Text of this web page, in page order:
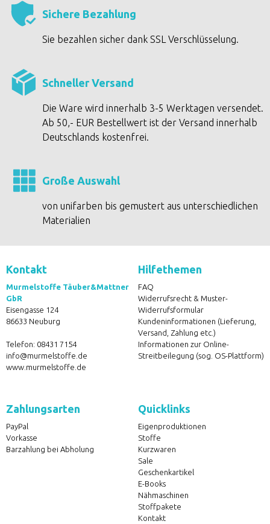
Sichere Bezahlung
Sie bezahlen sicher dank SSL Verschlüsselung.
Schneller Versand
Die Ware wird innerhalb 3-5 Werktagen versendet.
Ab 50,- EUR Bestellwert ist der Versand innerhalb
Deutschlands kostenfrei.
Große Auswahl
von unifarben bis gemustert aus unterschiedlichen
Materialien
Kontakt
Murmelstoffe Täuber&Mattner
GbR
Eisengasse 124
86633 Neuburg
Telefon: 08431 7154
info@murmelstoffe.de
www.murmelstoffe.de
Hilfethemen
FAQ
Widerrufsrecht & Muster-
Widerrufsformular
Kundeninformationen (Lieferung,
Versand, Zahlung etc.)
Informationen zur Online-
Streitbeilegung (sog. OS-Plattform)
Zahlungsarten
PayPal
Vorkasse
Barzahlung bei Abholung
Quicklinks
Eigenproduktionen
Stoffe
Kurzwaren
Sale
Geschenkartikel
E-Books
Nähmaschinen
Stoffpakete
Kontakt